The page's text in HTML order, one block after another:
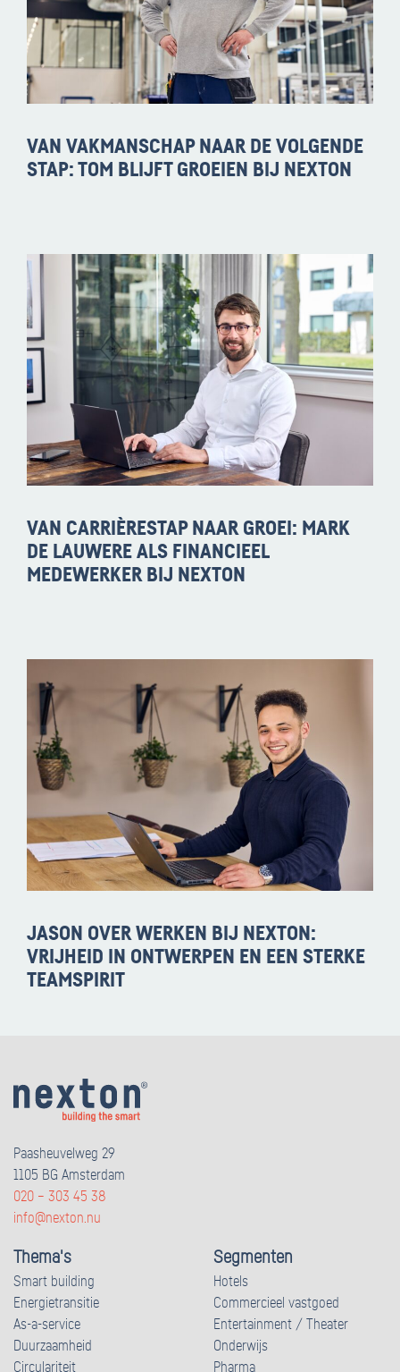
VAN VAKMANSCHAP NAAR DE VOLGENDE
STAP: TOM BLIJFT GROEIEN BIJ NEXTON
VAN CARRIÈRESTAP NAAR GROEI: MARK
DE LAUWERE ALS FINANCIEEL
MEDEWERKER BIJ NEXTON
JASON OVER WERKEN BIJ NEXTON:
VRIJHEID IN ONTWERPEN EN EEN STERKE
TEAMSPIRIT
Paasheuvelweg 29
1105 BG Amsterdam
020 – 303 45 38
info@nexton.nu
Thema's
Smart building
Energietransitie
As-a-service
Duurzaamheid
Circulariteit
Segmenten
Hotels
Commercieel vastgoed
Entertainment / Theater
Onderwijs
Pharma